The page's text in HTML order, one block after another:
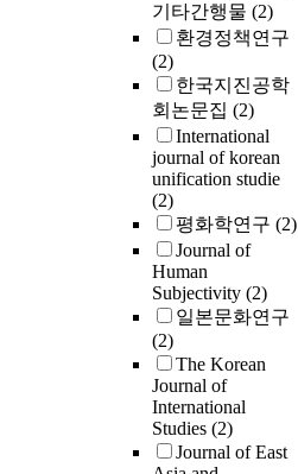
기타간행물 (2)
환경정책연구
(2)
한국지진공학
회논문집 (2)
International
journal of korean
unification studie
(2)
평화학연구 (2)
Journal of
Human
Subjectivity (2)
일본문화연구
(2)
The Korean
Journal of
International
Studies (2)
Journal of East